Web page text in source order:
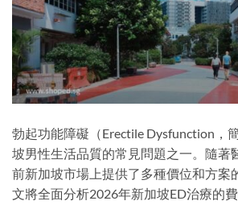
勃起功能障礙（Erectile Dysfunction，
坡男性生活品質的常見問題之一。隨著
前新加坡市場上提供了多種價位和方案
文將全面分析2026年新加坡ED治療的